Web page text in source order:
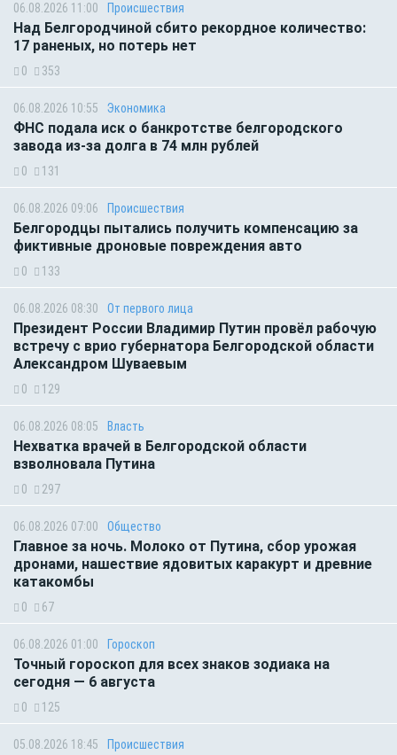
06.08.2026 11:00 Происшествия
Над Белгородчиной сбито рекордное количество:
17 раненых, но потерь нет
0 353
06.08.2026 10:55 Экономика
ФНС подала иск о банкротстве белгородского
завода из-за долга в 74 млн рублей
0 131
06.08.2026 09:06 Происшествия
Белгородцы пытались получить компенсацию за
фиктивные дроновые повреждения авто
0 133
06.08.2026 08:30 От первого лица
Президент России Владимир Путин провёл рабочую
встречу с врио губернатора Белгородской области
Александром Шуваевым
0 129
06.08.2026 08:05 Власть
Нехватка врачей в Белгородской области
взволновала Путина
0 297
06.08.2026 07:00 Общество
Главное за ночь. Молоко от Путина, сбор урожая
дронами, нашествие ядовитых каракурт и древние
катакомбы
0 67
06.08.2026 01:00 Гороскоп
Точный гороскоп для всех знаков зодиака на
сегодня — 6 августа
0 125
05.08.2026 18:45 Происшествия